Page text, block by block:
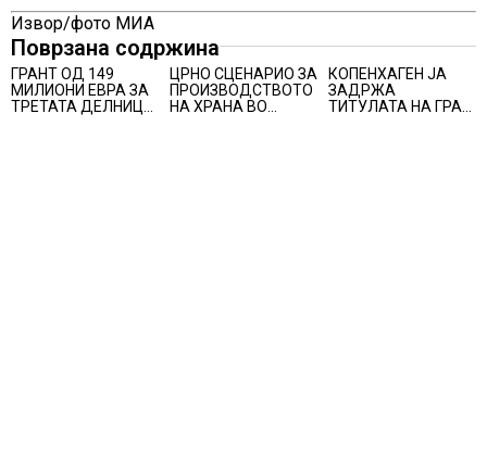
Извор/фото МИА
Поврзана содржина
ГРАНТ ОД 149
МИЛИОНИ ЕВРА ЗА
ТРЕТАТА ДЕЛНИЦА
ЦРНО СЦЕНАРИО ЗА
ПРОИЗВОДСТВОТО
НА ХРАНА ВО
КОПЕНХАГЕН ЈА
ЗАДРЖА
ТИТУЛАТА НА ГРАД